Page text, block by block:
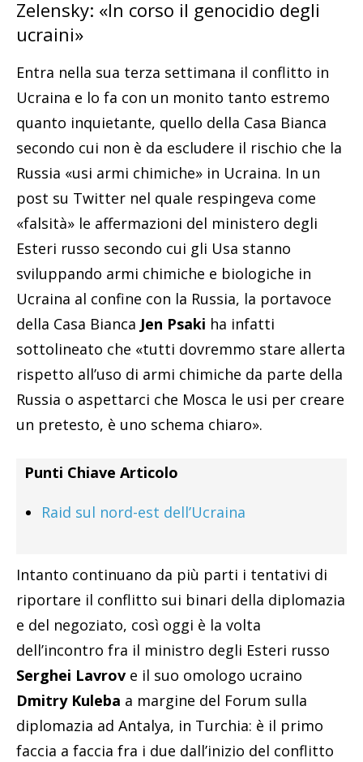
Zelensky: «In corso il genocidio degli
ucraini»
Entra nella sua terza settimana il conflitto in
Ucraina e lo fa con un monito tanto estremo
quanto inquietante, quello della Casa Bianca
secondo cui non è da escludere il rischio che la
Russia «usi armi chimiche» in Ucraina. In un
post su Twitter nel quale respingeva come
«falsità» le affermazioni del ministero degli
Esteri russo secondo cui gli Usa stanno
sviluppando armi chimiche e biologiche in
Ucraina al confine con la Russia, la portavoce
della Casa Bianca Jen Psaki ha infatti
sottolineato che «tutti dovremmo stare allerta
rispetto all’uso di armi chimiche da parte della
Russia o aspettarci che Mosca le usi per creare
un pretesto, è uno schema chiaro».
Punti Chiave Articolo
Raid sul nord-est dell’Ucraina
Intanto continuano da più parti i tentativi di
riportare il conflitto sui binari della diplomazia
e del negoziato, così oggi è la volta
dell’incontro fra il ministro degli Esteri russo
Serghei Lavrov e il suo omologo ucraino
Dmitry Kuleba a margine del Forum sulla
diplomazia ad Antalya, in Turchia: è il primo
faccia a faccia fra i due dall’inizio del conflitto